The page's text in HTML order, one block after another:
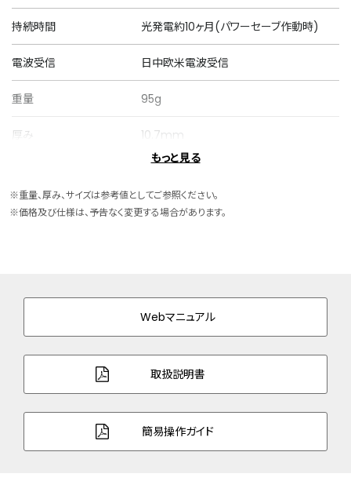
持続時間 光発電約10ヶ月(パワーセーブ作動時)
電波受信 日中欧米電波受信
重量 95g
厚み 10.7mm
ケース素材 スーパーチタニウム
三ツ折れプッシュタイプ
バンド幅 21.0mm
バンド調整可能サイ
148～200mm
サファイアガラス（無反射コーティング）
もっと見る
※重量、厚み、サイズは参考値としてご参照ください。
※価格及び仕様は、予告なく変更する場合があります。
Webマニュアル
取扱説明書
簡易操作ガイド